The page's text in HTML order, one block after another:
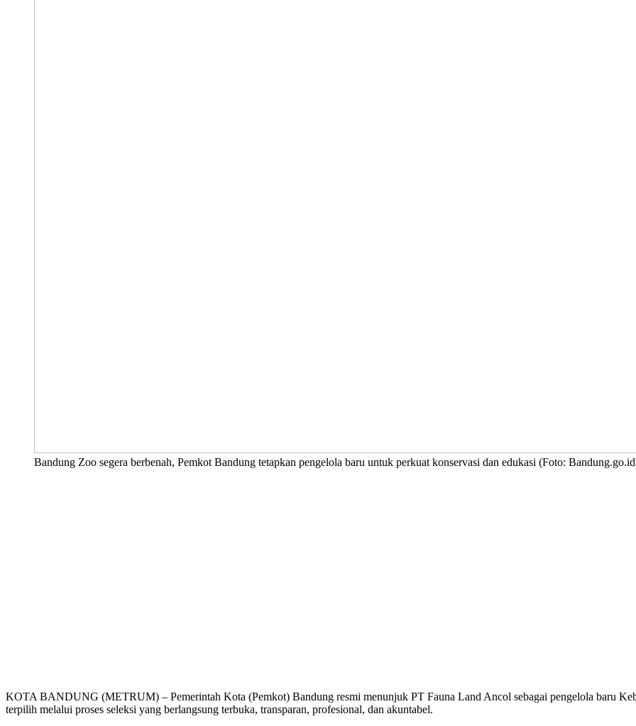
Bandung Zoo segera berbenah, Pemkot Bandung tetapkan pengelola baru untuk perkuat konservasi dan edukasi (Foto:
KOTA BANDUNG (METRUM) – Pemerintah Kota (Pemkot) Bandung resmi menunjuk PT Fauna Land Ancol sebagai pengelola baru
terpilih melalui proses seleksi yang berlangsung terbuka, transparan, profesional, dan akuntabel.